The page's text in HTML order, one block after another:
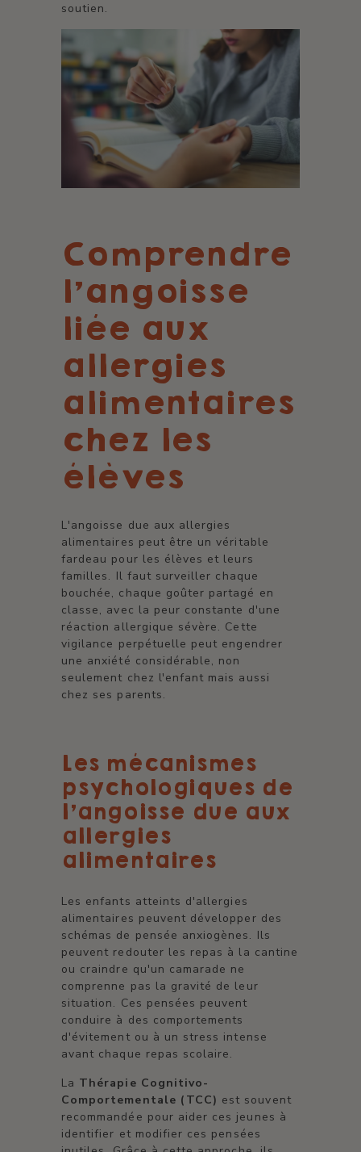
soutien.
Comprendre
l'angoisse
liée aux
allergies
alimentaires
chez les
élèves
L'angoisse due aux allergies
alimentaires peut être un véritable
fardeau pour les élèves et leurs
familles. Il faut surveiller chaque
bouchée, chaque goûter partagé en
classe, avec la peur constante d'une
réaction allergique sévère. Cette
vigilance perpétuelle peut engendrer
une anxiété considérable, non
seulement chez l'enfant mais aussi
chez ses parents.
Les mécanismes
psychologiques de
l'angoisse due aux
allergies
alimentaires
Les enfants atteints d'allergies
alimentaires peuvent développer des
schémas de pensée anxiogènes. Ils
peuvent redouter les repas à la cantine
ou craindre qu'un camarade ne
comprenne pas la gravité de leur
situation. Ces pensées peuvent
conduire à des comportements
d'évitement ou à un stress intense
avant chaque repas scolaire.
La Thérapie Cognitivo-
Comportementale (TCC) est souvent
recommandée pour aider ces jeunes à
identifier et modifier ces pensées